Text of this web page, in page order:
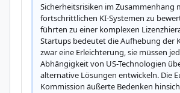
Sicherheitsrisiken im Zusammenhang
fortschrittlichen KI-Systemen zu
führten zu einer komplexen
Startups bedeutet die Aufhebung der
zwar eine Erleichterung, sie müssen
Abhängigkeit von US-Technologien
alternative Lösungen entwickeln. Die
Kommission äußerte Bedenken